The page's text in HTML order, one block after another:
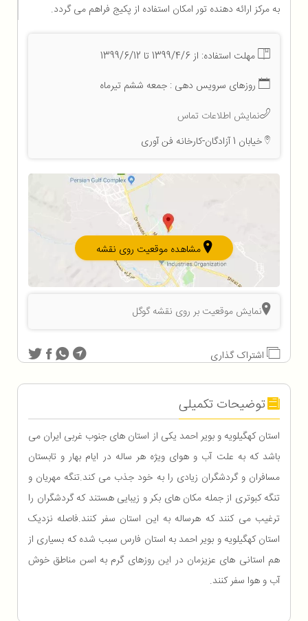
به مرکز ارائه دهنده تور امکان استفاده از پکیج فراهم می گردد.
مهلت استفاده: از 1399/4/6 تا 1399/6/12
روزهای سرویس دهی : جمعه ششم تیرماه
نمایش اطلاعات تماس
خیابان 1 آزادگان-کارخانه فن آوری
مشاهده موقعیت روی نقشه
نمایش موقعیت بر روی نقشه گوگل
اشتراک گذاری
توضیحات تکمیلی
استان کهگیلویه و بویر احمد یکی از استان های جنوب غربی ایران می
باشد که به علت آب و هوای ویژه هر ساله در ایام بهار و تابستان
مسافران و گردشگران زیادی را به خود جذب می کند.تنگه مهریان و
تنگه کبوتری از جمله مکان های بکر و زیبایی هستند که گردشگران را
ترغیب می کنند که هرساله به این استان سفر کنند.فاصله نزدیک
استان کهگیلویه و بویر احمد به استان فارس سبب شده که بسیاری از
هم استانی های عزیزمان در این روزهای گرم به اسن مناطق خوش
آب و هوا سفر کنند.